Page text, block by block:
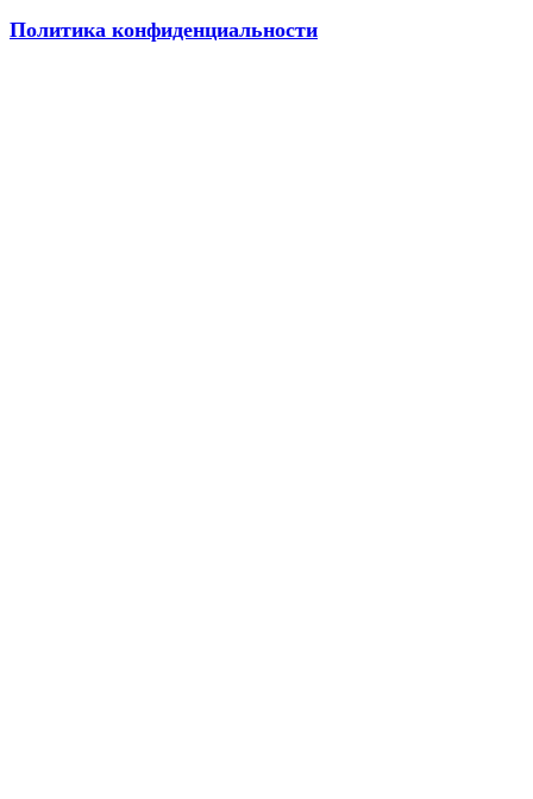
Политика конфиденциальности